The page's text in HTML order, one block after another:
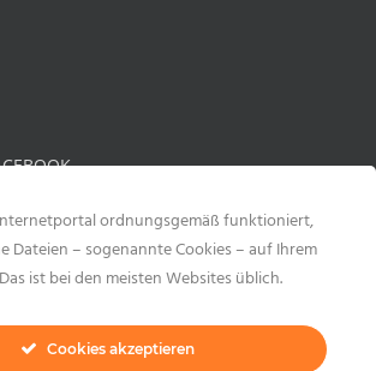
ordnungsgemäß funktioniert,
Dateien – sogenannte Cookies – auf Ihrem
ist bei den meisten Websites üblich.
Cookies akzeptieren